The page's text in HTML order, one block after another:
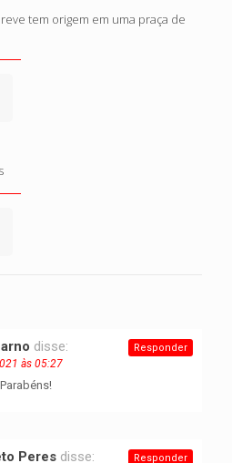
tem origem em uma praça de
disse:
às 05:27
Responder
Peres disse: Responder